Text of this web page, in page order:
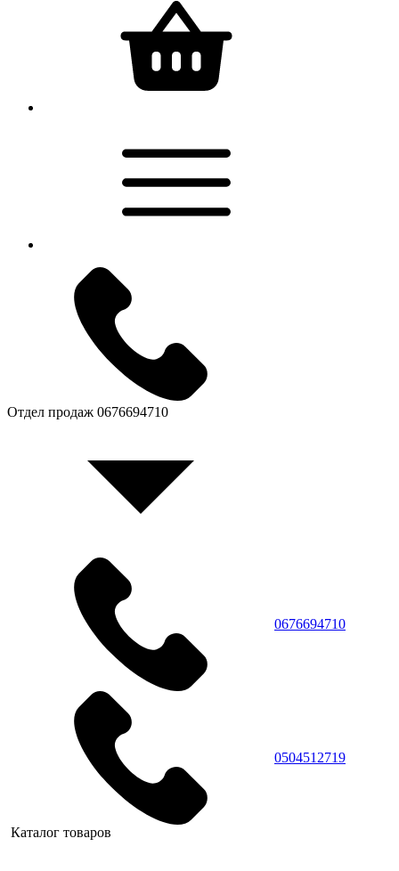
Отдел продаж 0676694710
0676694710
0504512719
Каталог товаров